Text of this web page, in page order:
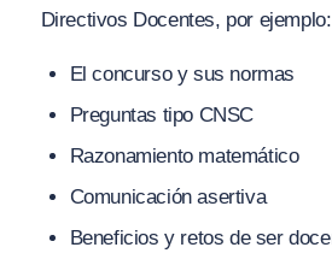
Directivos Docentes, por ejemplo:
El concurso y sus normas
Preguntas tipo CNSC
Razonamiento matemático
Comunicación asertiva
Beneficios y retos de ser